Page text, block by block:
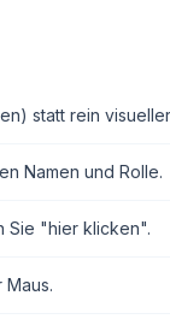
statt rein
Namen und Rolle.
Sie "hier klicken".